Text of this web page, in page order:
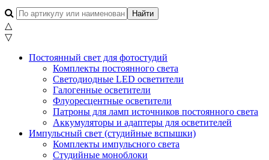
△
▽
Постоянный свет для фотостудий
Комплекты постоянного света
Светодиодные LED осветители
Галогенные осветители
Флуоресцентные осветители
Патроны для ламп источников постоянного света
Аккумуляторы и адаптеры для осветителей
Импульсный свет (студийные вспышки)
Комплекты импульсного света
Студийные моноблоки